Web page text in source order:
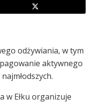
odżywiania, w tym
aktywnego
w Ełku organizuje